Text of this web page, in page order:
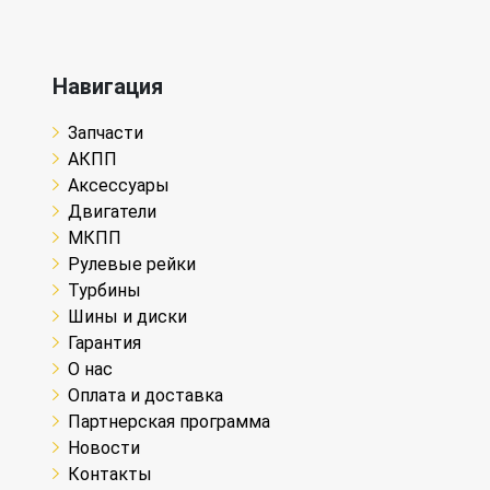
Навигация
Запчасти
АКПП
Аксессуары
Двигатели
МКПП
Рулевые рейки
Турбины
Шины и диски
Гарантия
О нас
Оплата и доставка
Партнерская программа
Новости
Контакты